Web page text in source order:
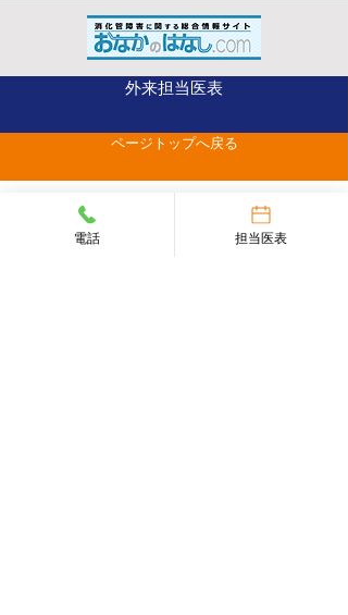
外来担当医表
ページトップへ戻る
電話 担当医表